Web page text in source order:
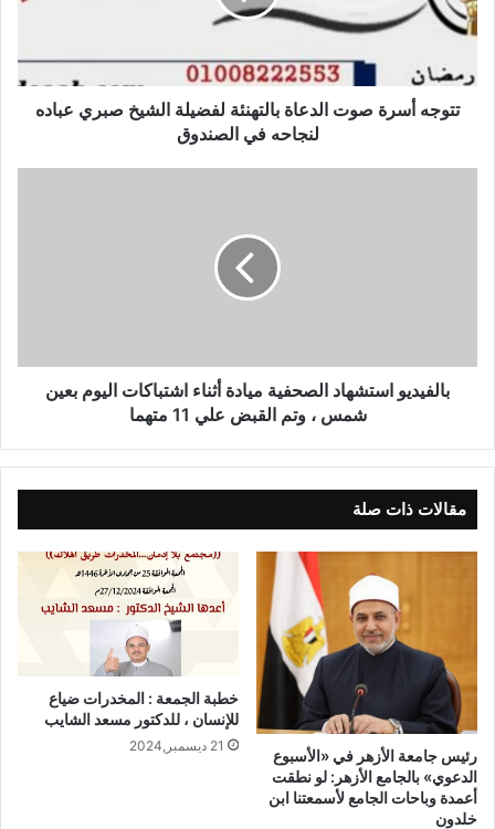
تتوجه أسرة صوت الدعاة بالتهنئة لفضيلة الشيخ صبري عباده
لنجاحه في الصندوق
بالفيديو استشهاد الصحفية ميادة أثناء اشتباكات اليوم بعين
شمس ، وتم القبض علي 11 متهما
مقالات ذات صلة
رئيس جامعة الأزهر في «الأسبوع
الدعوي» بالجامع الأزهر: لو نطقت
أعمدة وباحات الجامع لأسمعتنا ابن
خلدون
خطبة الجمعة : المخدرات ضياع
للإنسان ، للدكتور مسعد الشايب
21 ديسمبر,2024